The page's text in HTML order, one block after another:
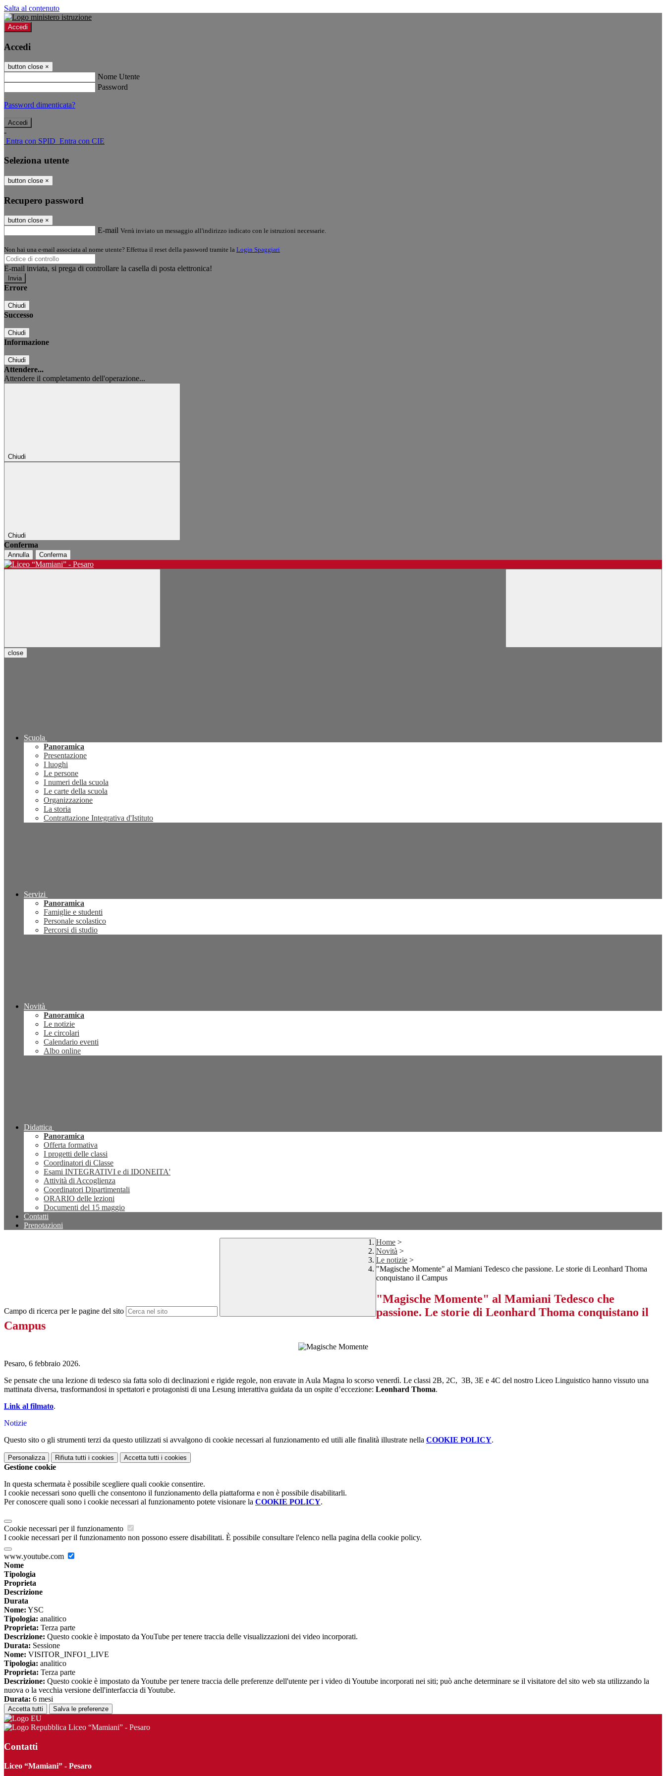
Salta al contenuto
Accedi
Accedi
button close ×
Nome Utente
Password
Password dimenticata?
-
Entra con SPID Entra con CIE
Seleziona utente
button close ×
Recupero password
button close ×
E-mail Verrà inviato un messaggio all'indirizzo indicato con le istruzioni necessarie.
Non hai una e-mail associata al nome utente? Effettua il reset della password tramite la Login Spaggiari
E-mail inviata, si prega di controllare la casella di posta elettronica!
Errore
Chiudi
Successo
Chiudi
Informazione
Chiudi
Attendere...
Attendere il completamento dell'operazione...
Chiudi
Chiudi
Conferma
Annulla Conferma
close
Scuola
Panoramica
Presentazione
I luoghi
Le persone
I numeri della scuola
Le carte della scuola
Organizzazione
La storia
Contrattazione Integrativa d'Istituto
Servizi
Panoramica
Famiglie e studenti
Personale scolastico
Percorsi di studio
Novità
Panoramica
Le notizie
Le circolari
Calendario eventi
Albo online
Didattica
Panoramica
Offerta formativa
I progetti delle classi
Coordinatori di Classe
Esami INTEGRATIVI e di IDONEITA'
Attività di Accoglienza
Coordinatori Dipartimentali
ORARIO delle lezioni
Documenti del 15 maggio
Contatti
Prenotazioni
Campo di ricerca per le pagine del sito
Home >
Novità >
Le notizie >
"Magische Momente" al Mamiani Tedesco che passione. Le storie di Leonhard Thoma
conquistano il Campus
"Magische Momente" al Mamiani Tedesco che
passione. Le storie di Leonhard Thoma conquistano il
Campus
Pesaro, 6 febbraio 2026.
Se pensate che una lezione di tedesco sia fatta solo di declinazioni e rigide regole, non eravate in Aula Magna lo scorso venerdì. Le classi 2B, 2C, 3B, 3E e 4C del nostro Liceo Linguistico hanno vissuto una
mattinata diversa, trasformandosi in spettatori e protagonisti di una Lesung interattiva guidata da un ospite d’eccezione: Leonhard Thoma.
Link al filmato.
Notizie
Questo sito o gli strumenti terzi da questo utilizzati si avvalgono di cookie necessari al funzionamento ed utili alle finalità illustrate nella COOKIE POLICY.
Personalizza Rifiuta tutti i cookies Accetta tutti i cookies
Gestione cookie
In questa schermata è possibile scegliere quali cookie consentire.
I cookie necessari sono quelli che consentono il funzionamento della piattaforma e non è possibile disabilitarli.
Per conoscere quali sono i cookie necessari al funzionamento potete visionare la COOKIE POLICY.
Cookie necessari per il funzionamento
I cookie necessari per il funzionamento non possono essere disabilitati. È possibile consultare l'elenco nella pagina della cookie policy.
www.youtube.com
Nome
Tipologia
Proprieta
Descrizione
Durata
Nome: YSC
Tipologia: analitico
Proprieta: Terza parte
Descrizione: Questo cookie è impostato da YouTube per tenere traccia delle visualizzazioni dei video incorporati.
Durata: Sessione
Nome: VISITOR_INFO1_LIVE
Tipologia: analitico
Proprieta: Terza parte
Descrizione: Questo cookie è impostato da Youtube per tenere traccia delle preferenze dell'utente per i video di Youtube incorporati nei siti; può anche determinare se il visitatore del sito web sta utilizzando la
nuova o la vecchia versione dell'interfaccia di Youtube.
Durata: 6 mesi
Accetta tutti Salva le preferenze
Liceo “Mamiani” - Pesaro
Contatti
Liceo “Mamiani” - Pesaro